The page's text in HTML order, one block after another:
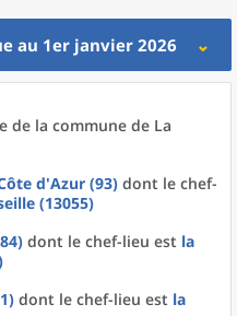
au 1er janvier 2026
de la commune de La
d'Azur (93) dont le chef-
(13055)
dont le chef-lieu est la
dont le chef-lieu est la